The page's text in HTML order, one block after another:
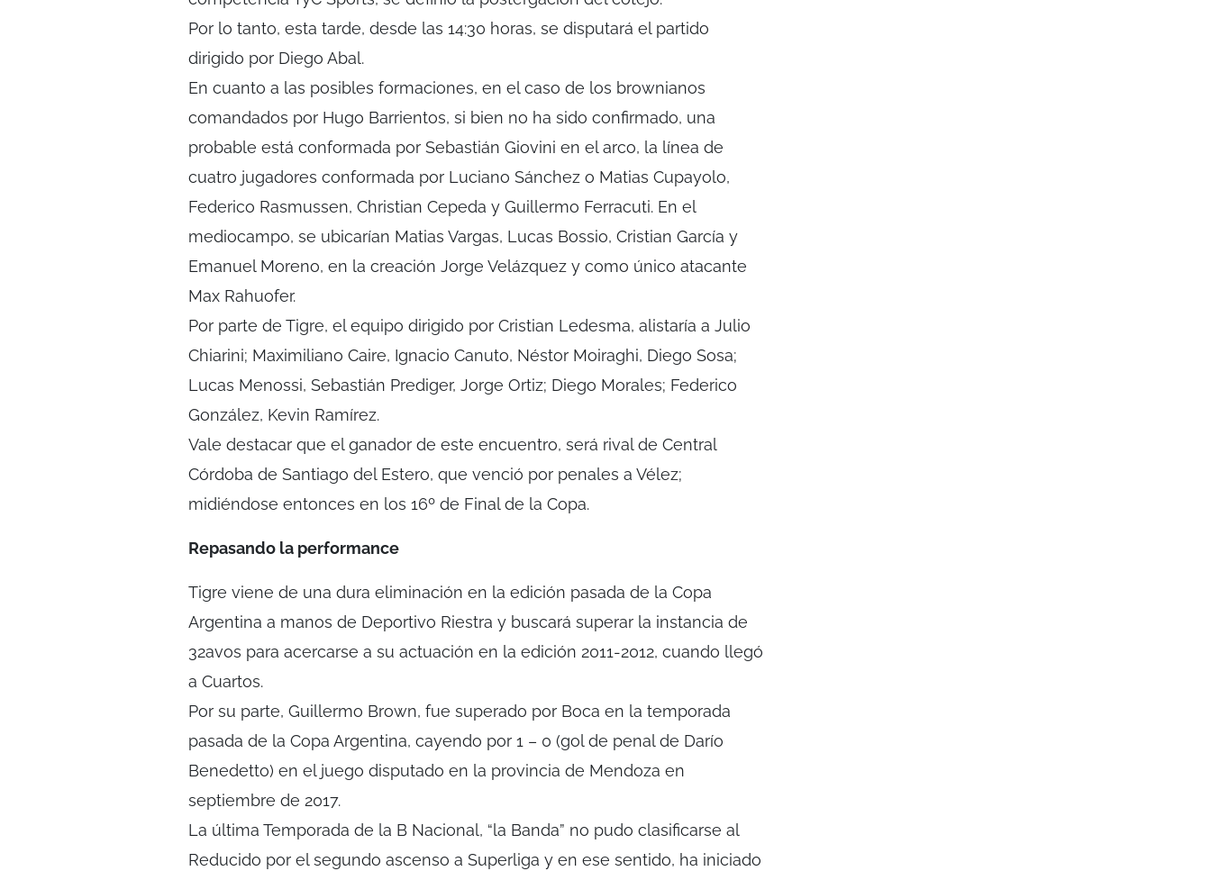
Por lo tanto, esta tarde, desde las 14:30 horas, se disputará el partido
dirigido por Diego Abal.
En cuanto a las posibles formaciones, en el caso de los brownianos
comandados por Hugo Barrientos, si bien no ha sido confirmado, una
probable está conformada por Sebastián Giovini en el arco, la línea de
cuatro jugadores conformada por Luciano Sánchez o Matias Cupayolo,
Federico Rasmussen, Christian Cepeda y Guillermo Ferracuti. En el
mediocampo, se ubicarían Matias Vargas, Lucas Bossio, Cristian García y
Emanuel Moreno, en la creación Jorge Velázquez y como único atacante
Max Rahuofer.
Por parte de Tigre, el equipo dirigido por Cristian Ledesma, alistaría a Julio
Chiarini; Maximiliano Caire, Ignacio Canuto, Néstor Moiraghi, Diego Sosa;
Lucas Menossi, Sebastián Prediger, Jorge Ortiz; Diego Morales; Federico
González, Kevin Ramírez.
Vale destacar que el ganador de este encuentro, será rival de Central
Córdoba de Santiago del Estero, que venció por penales a Vélez;
midiéndose entonces en los 16º de Final de la Copa.
Repasando la performance
Tigre viene de una dura eliminación en la edición pasada de la Copa
Argentina a manos de Deportivo Riestra y buscará superar la instancia de
32avos para acercarse a su actuación en la edición 2011-2012, cuando llegó
a Cuartos.
Por su parte, Guillermo Brown, fue superado por Boca en la temporada
pasada de la Copa Argentina, cayendo por 1 – 0 (gol de penal de Darío
Benedetto) en el juego disputado en la provincia de Mendoza en
septiembre de 2017.
La última Temporada de la B Nacional, “la Banda” no pudo clasificarse al
Reducido por el segundo ascenso a Superliga y en ese sentido, ha iniciado